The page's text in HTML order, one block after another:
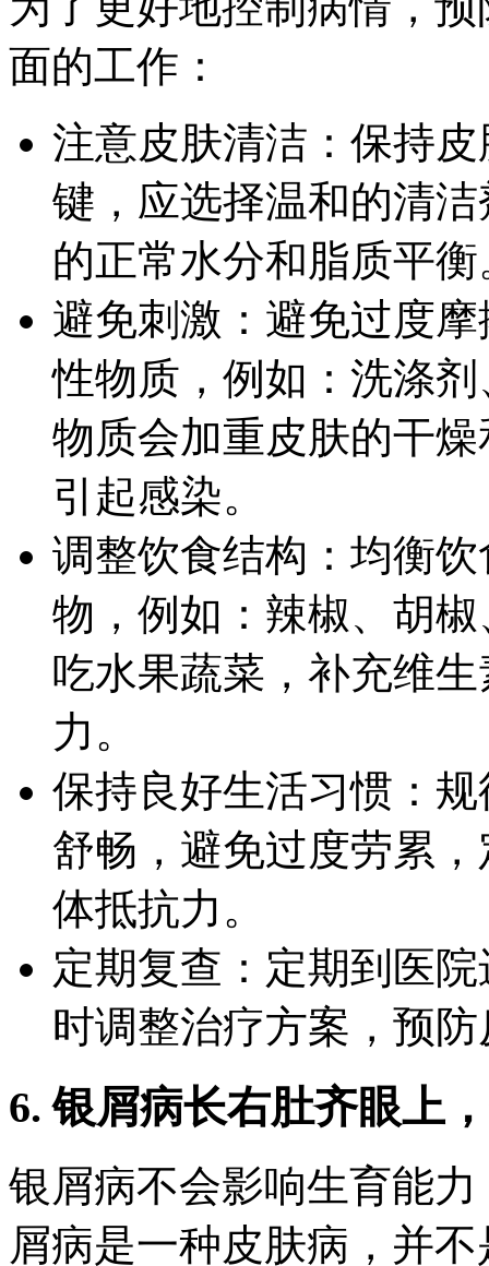
面的工作：
注意皮肤清洁：保持
键，应选择温和的清
的正常水分和脂质平衡
避免刺激：避免过度
性物质，例如：洗涤
物质会加重皮肤的干
引起感染。
调整饮食结构：均衡
物，例如：辣椒、胡
吃水果蔬菜，补充维
力。
保持良好生活习惯：
舒畅，避免过度劳累
体抵抗力。
定期复查：定期到医
时调整治疗方案，预
6. 银屑病长右肚齐眼上
银屑病不会影响生育能
屑病是一种皮肤病，并